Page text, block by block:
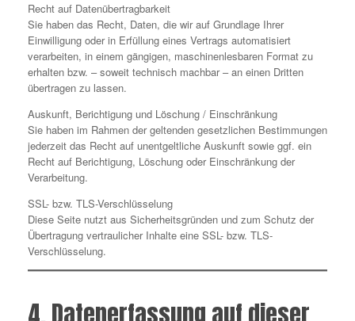
Recht auf Datenübertragbarkeit
Sie haben das Recht, Daten, die wir auf Grundlage Ihrer
Einwilligung oder in Erfüllung eines Vertrags automatisiert
verarbeiten, in einem gängigen, maschinenlesbaren Format zu
erhalten bzw. – soweit technisch machbar – an einen Dritten
übertragen zu lassen.
Auskunft, Berichtigung und Löschung / Einschränkung
Sie haben im Rahmen der geltenden gesetzlichen Bestimmungen
jederzeit das Recht auf unentgeltliche Auskunft sowie ggf. ein
Recht auf Berichtigung, Löschung oder Einschränkung der
Verarbeitung.
SSL- bzw. TLS-Verschlüsselung
Diese Seite nutzt aus Sicherheitsgründen und zum Schutz der
Übertragung vertraulicher Inhalte eine SSL- bzw. TLS-
Verschlüsselung.